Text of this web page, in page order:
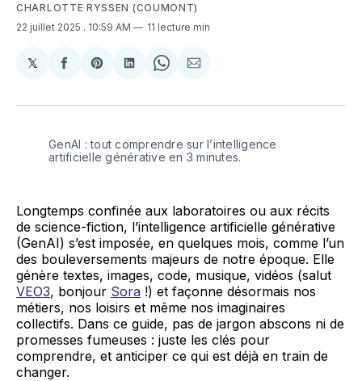
CHARLOTTE RYSSEN (COUMONT)
22 juillet 2025 . 10:59 AM 11 lecture min
𝕏Share
X
Partager
Facebook
Share
Pinterest
Partager
LinkedIn
Share
WhatsApp
Partager
Courriel
GenAI : tout comprendre sur l’intelligence
artificielle générative en 3 minutes.
Longtemps confinée aux laboratoires ou aux récits
de science-fiction, l’intelligence artificielle générative
(GenAI) s’est imposée, en quelques mois, comme l’un
des bouleversements majeurs de notre époque. Elle
génère textes, images, code, musique, vidéos (salut
VEO3, bonjour Sora !) et façonne désormais nos
métiers, nos loisirs et même nos imaginaires
collectifs. Dans ce guide, pas de jargon abscons ni de
promesses fumeuses : juste les clés pour
comprendre, et anticiper ce qui est déjà en train de
changer.